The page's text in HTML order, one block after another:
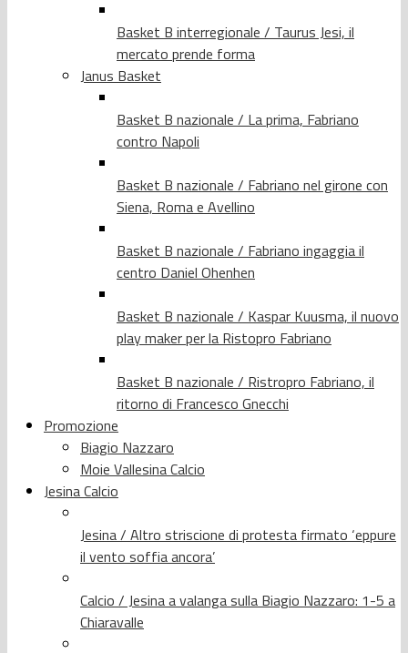
Basket B interregionale / Taurus Jesi, il
mercato prende forma
Janus Basket
Basket B nazionale / La prima, Fabriano
contro Napoli
Basket B nazionale / Fabriano nel girone con
Siena, Roma e Avellino
Basket B nazionale / Fabriano ingaggia il
centro Daniel Ohenhen
Basket B nazionale / Kaspar Kuusma, il nuovo
play maker per la Ristopro Fabriano
Basket B nazionale / Ristropro Fabriano, il
ritorno di Francesco Gnecchi
Promozione
Biagio Nazzaro
Moie Vallesina Calcio
Jesina Calcio
Jesina / Altro striscione di protesta firmato ‘eppure
il vento soffia ancora’
Calcio / Jesina a valanga sulla Biagio Nazzaro: 1-5 a
Chiaravalle